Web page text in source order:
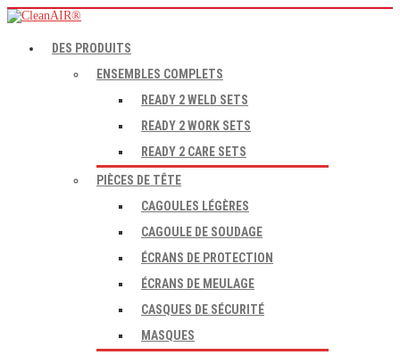
DES PRODUITS
ENSEMBLES COMPLETS
READY 2 WELD SETS
READY 2 WORK SETS
READY 2 CARE SETS
PIÈCES DE TÊTE
CAGOULES LÉGÈRES
CAGOULE DE SOUDAGE
ÉCRANS DE PROTECTION
ÉCRANS DE MEULAGE
CASQUES DE SÉCURITÉ
MASQUES